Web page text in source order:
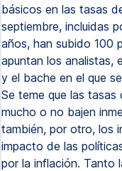
básicos en las tasas
septiembre, incluidas
años, han subido 100
apuntan los analistas,
y el bache en el que
Se teme que las
mucho o no bajen
también, por otro, los
impacto de las
por la inflación. Tanto